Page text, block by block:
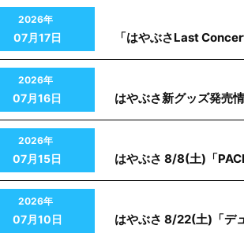
2026年
07月17日 「はやぶさLast
2026年
07月16日 はやぶさ新グッズ発売
2026年
07月15日 はやぶさ 8/8(土)「
2026年
07月10日 はやぶさ 8/22(土)「デ